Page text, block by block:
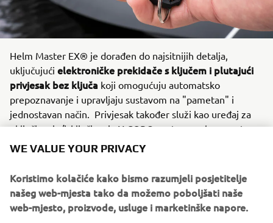
Helm Master EX® je dorađen do najsitnijih detalja,
uključujući elektroničke prekidače s ključem i plutajući
privjesak bez ključa koji omogućuju automatsko
prepoznavanje i upravljaju sustavom na "pametan" i
jednostavan način. Privjesak također služi kao uređaj za
uključivanje/isključivanje Y-COP® protuprovalnog sustava,
isključujući paljenje vanbrodskog motora. Ploče prekidača
koji štedi prostor i moderan izgled. Ovi paneli štede
kritičan prostor na ploči, što ostavlja više prostora za vašu
opremu, dok elegantan dizajn panela savršeno pristaje
modernim dizajnom plovila.
WE VALUE YOUR PRIVACY
Koristimo kolačiće kako bismo razumjeli posjetitelje
našeg web-mjesta tako da možemo poboljšati naše
web-mjesto, proizvode, usluge i marketinške napore.